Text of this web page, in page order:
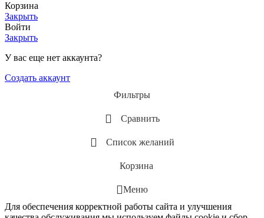
Корзина
Закрыть
Войти
Закрыть
У вас еще нет аккаунта?
Создать аккаунт
Фильтры
Сравнить
Список желаний
Корзина
Меню
Для обеспечения корректной работы сайта и улучшения